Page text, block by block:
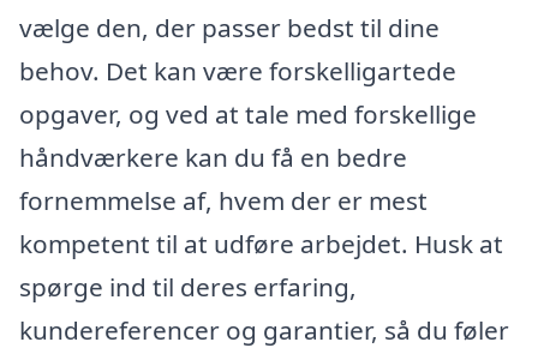
vælge den, der passer bedst til dine
behov. Det kan være forskelligartede
opgaver, og ved at tale med forskellige
håndværkere kan du få en bedre
fornemmelse af, hvem der er mest
kompetent til at udføre arbejdet. Husk at
spørge ind til deres erfaring,
kundereferencer og garantier, så du føler